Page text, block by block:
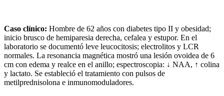
Caso clínico: Hombre de 62 años con diabetes tipo II y obesidad;
inicio brusco de hemiparesia derecha, cefalea y estupor. En el
laboratorio se documentó leve leucocitosis; electrolitos y LCR
normales. La resonancia magnética mostró una lesión ovoidea de 6
cm con edema y realce en el anillo; espectroscopia: ↓ NAA, ↑ colina
y lactato. Se estableció el tratamiento con pulsos de
metilprednisolona e inmunomoduladores.